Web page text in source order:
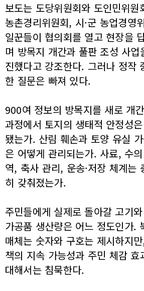
보도는 도당위원회와 도인민위원
농촌경리위원회, 시·군 농업경영
일꾼들이 협의회를 열고 현장을
며 방목지 개간과 풀판 조성 사업
진했다고 강조한다. 그러나 정작
한 질문은 빠져 있다.
900여 정보의 방목지를 새로 개
과정에서 토지의 생태적 안정성
됐는가. 산림 훼손과 토양 유실
은 어떻게 관리되는가. 사료, 수
역, 축사 관리, 운송·저장 체계는
히 갖춰졌는가.
주민들에게 실제로 돌아갈 고기
가공품 생산량은 어느 정도인가.
매체는 숫자와 구호는 제시하지
책의 지속 가능성과 주민 체감 효
대해서는 침묵한다.